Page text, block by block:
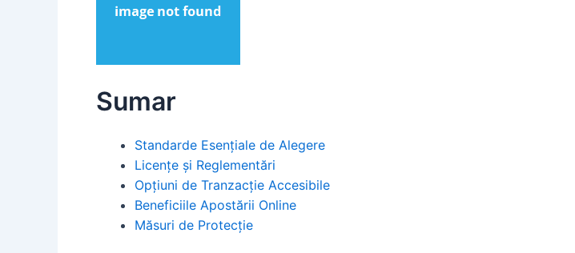
Sumar
Standarde Esențiale de Alegere
Licențe și Reglementări
Opțiuni de Tranzacție Accesibile
Beneficiile Apostării Online
Măsuri de Protecție